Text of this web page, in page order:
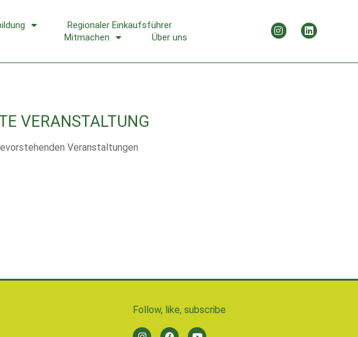
Regionaler Einkaufsführer
Mitmachen
Über uns
VERANSTALTUNG
Veranstaltungen
Follow, like, subscribe